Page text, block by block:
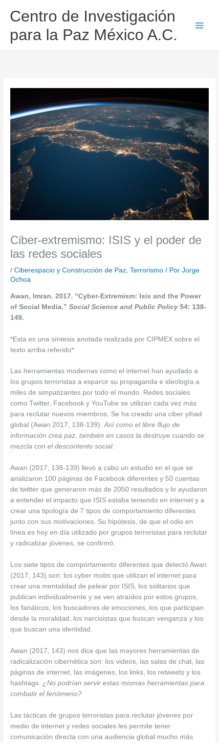
Centro de Investigación
para la Paz México A.C.
Ciber-extremismo: ISIS y el poder de
las redes sociales
/Ciberespacio y Construcción de Paz,Terrorismo / PorJorge
Ochoa
Awan, Imran. 2017. “Cyber-Extremism: Isis and the Power
of Social Media.”Social Science and Public Policy54: 138-
149.
*Esta es una síntesis anotada realizada por CIPMEX sobre el
texto arriba referido*
Las herramientas modernas como el internet han ayudado a
los grupos terroristas a esparcir su propaganda e ideología a
miles de simpatizantes por todo el mundo. Redes sociales
como Twitter, Facebook y YouTube se utilizan cada vez más
para reclutar nuevos miembros. Se ha creado una ciber yihad
global (Awan 2017, 138-139).Así como el libre flujo de
información crea paz, también en casos la destruye cuando se
mezcla con el descontento social.
Awan (2017, 138-139) llevó a cabo un estudio en el que se
analizaron 100 páginas de Facebook diferentes y 50 cuentas
de twitter que generaron más de 2050 resultados y lo ayudaron
a entender el impacto que ISIS estaba teniendo en internet y a
crear una tipología de 7 tipos de comportamiento diferentes
junto con sus motivaciones. Su hipótesis, de que el odio en
línea es hoy en día utilizado por grupos terroristas para reclutar
y radicalizar jóvenes, se confirmó.
Los siete tipos de comportamiento diferentes que detectó Awan
(2017, 143) son: los cyber mobs que utilizan el internet para
crear una mentalidad de pelear por ISIS, los solitarios que
publican individualmente y se ven atraídos por estos grupos,
los fanáticos, los buscadores de emociones, los que participan
desde la moralidad, los narcisistas que buscan venganza y los
que buscan una identidad.
Awan (2017, 143) nos dice que las mayores herramientas de
radicalización cibernética son: los videos, las salas de chat, las
páginas de internet, las imágenes, los links, los retweets y los
hashtags.¿No podrían servir estas mismas herramientas para
combatir el fenómeno?
Las tácticas de grupos terroristas para reclutar jóvenes por
medio de internet y redes sociales les permite tener
comunicación directa con una audiencia global mucho más